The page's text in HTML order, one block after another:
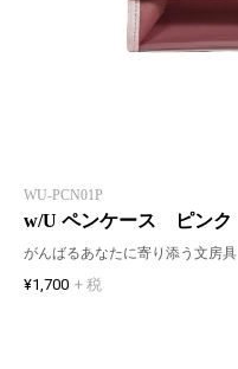
WU-PCN01P
w/U ペンケース ピンク
がんばるあなたに寄り添う文房具
¥1,700 + 税